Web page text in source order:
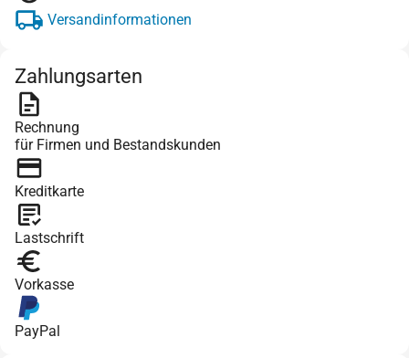
Versandinformationen
Zahlungsarten
Rechnung
für Firmen und Bestandskunden
Kreditkarte
Lastschrift
Vorkasse
PayPal